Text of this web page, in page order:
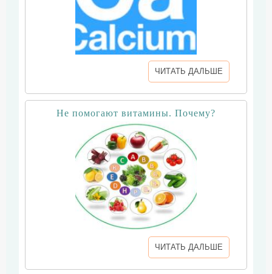
ЧИТАТЬ ДАЛЬШЕ
Не помогают витамины. Почему?
ЧИТАТЬ ДАЛЬШЕ